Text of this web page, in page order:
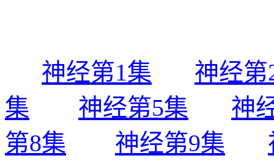
神经第1集
神经第
集
神经第5集
神
第8集
神经第9集